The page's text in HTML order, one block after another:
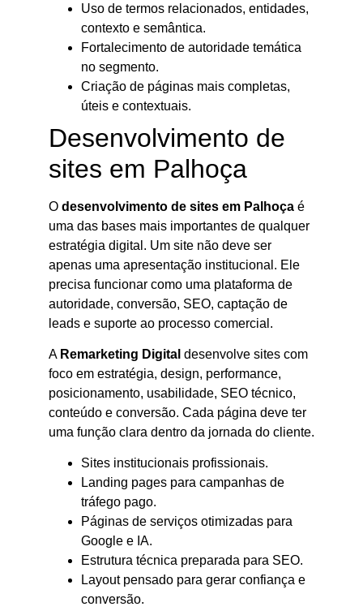
Uso de termos relacionados, entidades,
contexto e semântica.
Fortalecimento de autoridade temática
no segmento.
Criação de páginas mais completas,
úteis e contextuais.
Desenvolvimento de
sites em Palhoça
O desenvolvimento de sites em Palhoça é
uma das bases mais importantes de qualquer
estratégia digital. Um site não deve ser
apenas uma apresentação institucional. Ele
precisa funcionar como uma plataforma de
autoridade, conversão, SEO, captação de
leads e suporte ao processo comercial.
A Remarketing Digital desenvolve sites com
foco em estratégia, design, performance,
posicionamento, usabilidade, SEO técnico,
conteúdo e conversão. Cada página deve ter
uma função clara dentro da jornada do cliente.
Sites institucionais profissionais.
Landing pages para campanhas de
tráfego pago.
Páginas de serviços otimizadas para
Google e IA.
Estrutura técnica preparada para SEO.
Layout pensado para gerar confiança e
conversão.